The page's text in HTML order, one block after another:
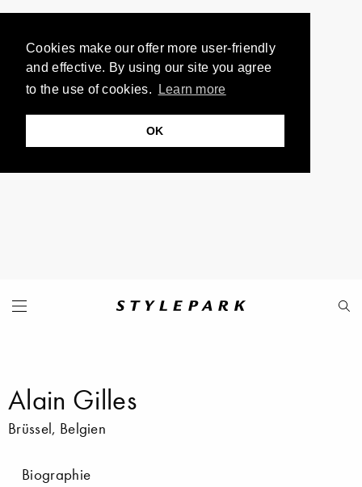
Cookies make our offer more user-friendly
and effective. By using our site you agree
to the use of cookies.
Learn more
OK
Alain Gilles
Brüssel, Belgien
Biographie